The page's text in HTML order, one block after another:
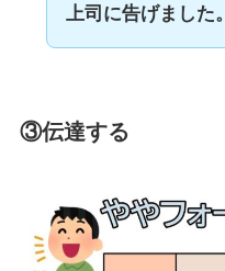
上司に告げました。
③伝達する